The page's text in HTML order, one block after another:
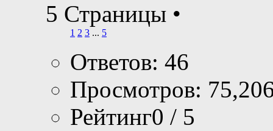
5 Страницы •
1 2 3 ... 5
Ответов: 46
Просмотров:
Рейтинг0 / 5